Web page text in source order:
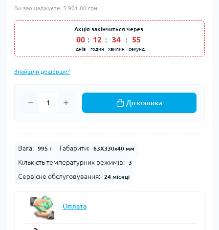
Ви заощаджуєте: 5 901.00 грн.
Акція закінчиться через:
00
днів
: 12
годин
: 34
хвилин
: 54
секунд
Знайшли дешевше?
До кошика
Вага: 995 г Габарити: 63Х330х40 мм
Кількість температурних режимів: 3
Сервісне обслуговування: 24 місяці
Оплата